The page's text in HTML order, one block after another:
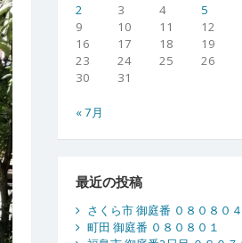
2
3 4 5
9
10 11 12
16
17 18 19
23
24 25 26
30
31
« 7月
最近の投稿
さくら市 御庭番 ０８０８０４
町田 御庭番 ０８０８０１